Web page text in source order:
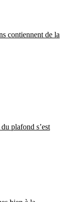
contiennent de la
plafond s’est